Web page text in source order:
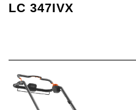
LC 347IVX